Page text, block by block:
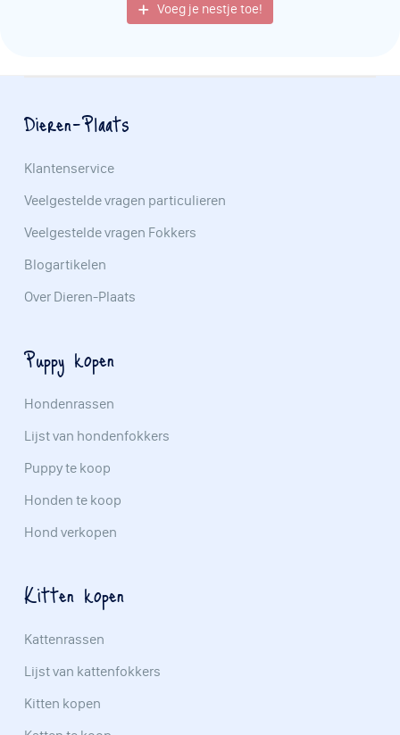
Voeg je nestje toe!
Dieren-Plaats
Klantenservice
Veelgestelde vragen particulieren
Veelgestelde vragen Fokkers
Blogartikelen
Over Dieren-Plaats
Puppy kopen
Hondenrassen
Lijst van hondenfokkers
Puppy te koop
Honden te koop
Hond verkopen
Kitten kopen
Kattenrassen
Lijst van kattenfokkers
Kitten kopen